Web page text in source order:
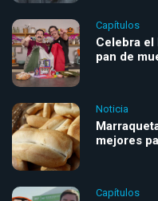
Capítulos
Celebra el
pan de
Noticia
mejores
Capítulos